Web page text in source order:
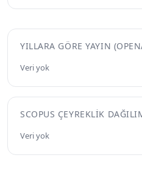
YILLARA GÖRE YAYIN
Veri yok
SCOPUS ÇEYREKLIK
Veri yok